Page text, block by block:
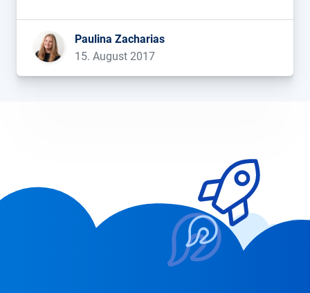
konnten. Top 10 Verlierer aus der Schweiz
Kanibalisierung im eigenen Haus Teltarif.ch als
auch bergfex.ch […]...
Paulina Zacharias
15. August 2017